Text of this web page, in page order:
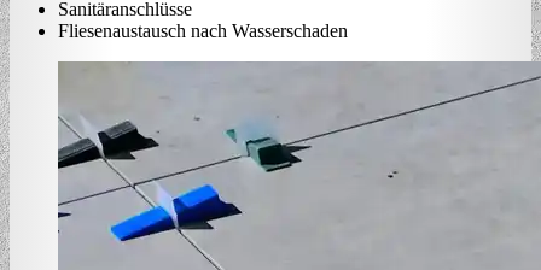
Sanitäranschlüsse
Fliesenaustausch nach Wasserschaden